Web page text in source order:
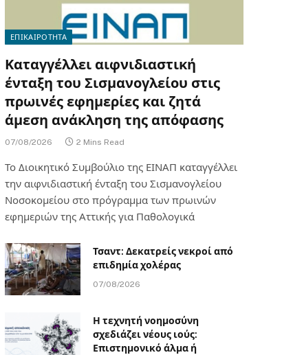
ΕΠΙΚΑΙΡΟΤΗΤΑ
Καταγγέλλει αιφνιδιαστική
ένταξη του Σισμανογλείου στις
πρωινές εφημερίες και ζητά
άμεση ανάκληση της απόφασης
07/08/2026 2 Mins Read
Το Διοικητικό Συμβούλιο της ΕΙΝΑΠ καταγγέλλει
την αιφνιδιαστική ένταξη του Σισμανογλείου
Νοσοκομείου στο πρόγραμμα των πρωινών
εφημεριών της Αττικής για Παθολογικά
Τσαντ: Δεκατρείς νεκροί από
επιδημία χολέρας
07/08/2026
Η τεχνητή νοημοσύνη
σχεδιάζει νέους ιούς:
Επιστημονικό άλμα ή